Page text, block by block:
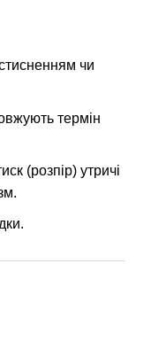
чи
термін
(розпір) утричі